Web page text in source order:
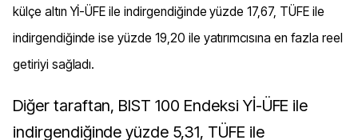
külçe altın Yİ-ÜFE ile indirgendiğinde yüzde 17,67, TÜFE ile
indirgendiğinde ise yüzde 19,20 ile yatırımcısına en fazla reel
getiriyi sağladı.
Diğer taraftan, BIST 100 Endeksi Yİ-ÜFE ile
indirgendiğinde yüzde 5,31, TÜFE ile